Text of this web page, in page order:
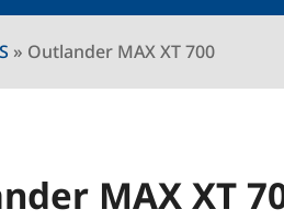
» Outlander MAX XT 700
MAX XT